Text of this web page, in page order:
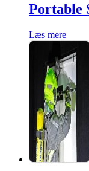
Portable
Læs mere